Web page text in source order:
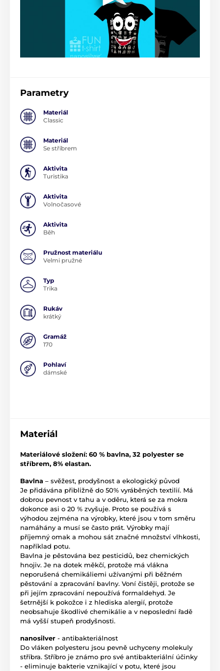
Parametry
Materiál
Classic
Materiál
Se stříbrem
Aktivita
Turistika
Aktivita
Volnočasové
Aktivita
Běh
Pružnost materiálu
Velmi pružné
Typ
Trika
Rukáv
krátký
Gramáž
170
Pohlaví
dámské
Materiál
Materiálové složení: 60 % bavlna, 32 polyester se
stříbrem, 8% elastan.
Bavlna – svěžest, prodyšnost a ekologický původ
Je přidávána přibližně do 50% vyráběných textilií. Má
dobrou pevnost v tahu a v oděru, která se za mokra
dokonce asi o 20 % zvyšuje. Proto se používá s
výhodou zejména na výrobky, které jsou v tom směru
namáhány a musí se často prát. Výrobky mají
příjemný omak a mohou sát značné množství vlhkosti,
například potu.
Bavlna je pěstována bez pesticidů, bez chemických
hnojiv. Je na dotek měkčí, protože má vlákna
neporušená chemikáliemi užívanými při běžném
pěstování a zpracování bavlny. Voní čistěji, protože se
při jejím zpracování nepoužívá formaldehyd. Je
šetrnější k pokožce i z hlediska alergií, protože
neobsahuje škodlivé chemikálie a v neposlední řadě
má vyšší stupeň prodyšnosti.
nanosilver - antibakteriálnost
Do vláken polyesteru jsou pevně uchyceny molekuly
stříbra. Stříbro je známo pro své antibakteriální účinky
- eliminuje bakterie vznikající v potu, které jsou